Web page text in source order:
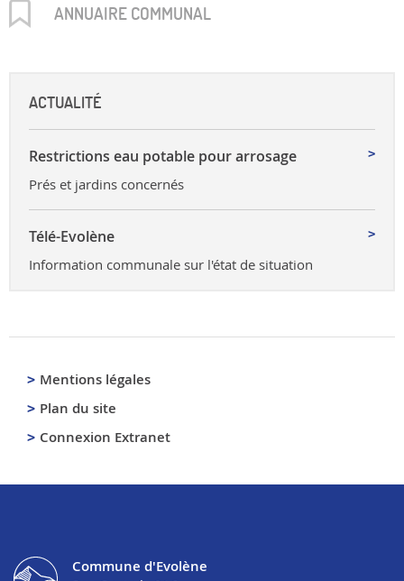
ANNUAIRE COMMUNAL
ACTUALITÉ
Restrictions eau potable pour arrosage
Prés et jardins concernés
Télé-Evolène
Information communale sur l'état de situation
Mentions légales
Plan du site
Connexion Extranet
Commune d'Evolène